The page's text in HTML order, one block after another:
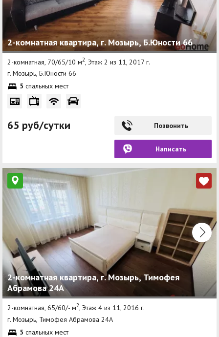
2-комнатная квартира, г. Мозырь, Б.Юности 66
2-комнатная, 70/65/10 м2 , Этаж 2 из 11, 2017 г.
г. Мозырь, Б.Юности 66
5 спальных мест
65 руб/сутки Позвонить
Написать
2-комнатная квартира, г. Мозырь, Тимофея
Абрамова 24А
2-комнатная, 65/60/- м2, Этаж 4 из 11, 2016 г.
г. Мозырь, Тимофея Абрамова 24А
5 спальных мест